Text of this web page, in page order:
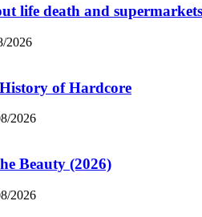
life death and
2026
of Hardcore
2026
Beauty (2026)
2026